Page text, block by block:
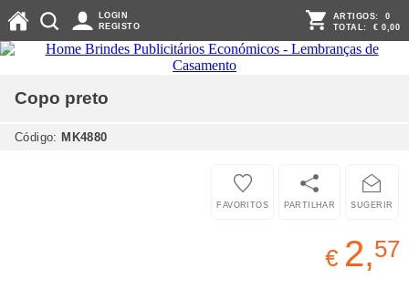
LOGIN
REGISTO
ARTIGOS: 0
TOTAL: € 0,00
Copo preto
Código: MK4880
SUGERIR
PARTILHAR
FAVORITOS
€ 2,57